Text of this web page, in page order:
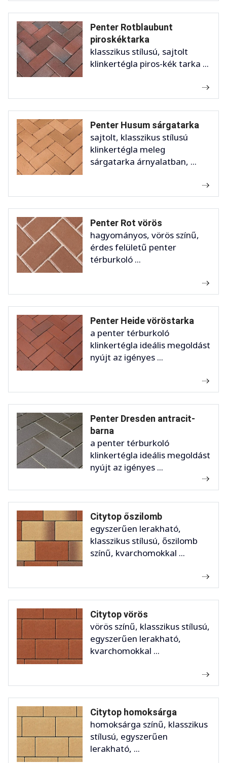
Penter Rotblaubunt
piroskéktarka
klasszikus stílusú, sajtolt
klinkertégla piros-kék tarka ...
Penter Husum sárgatarka
sajtolt, klasszikus stílusú
klinkertégla meleg
sárgatarka árnyalatban, ...
Penter Rot vörös
hagyományos, vörös színű,
érdes felületű penter
térburkoló ...
Penter Heide vöröstarka
a penter térburkoló
klinkertégla ideális megoldást
nyújt az igényes ...
Penter Dresden antracit-
barna
a penter térburkoló
klinkertégla ideális megoldást
nyújt az igényes ...
Citytop őszilomb
egyszerűen lerakható,
klasszikus stílusú, őszilomb
színű, kvarchomokkal ...
Citytop vörös
vörös színű, klasszikus stílusú,
egyszerűen lerakható,
kvarchomokkal ...
Citytop homoksárga
homoksárga színű, klasszikus
stílusú, egyszerűen
lerakható, ...